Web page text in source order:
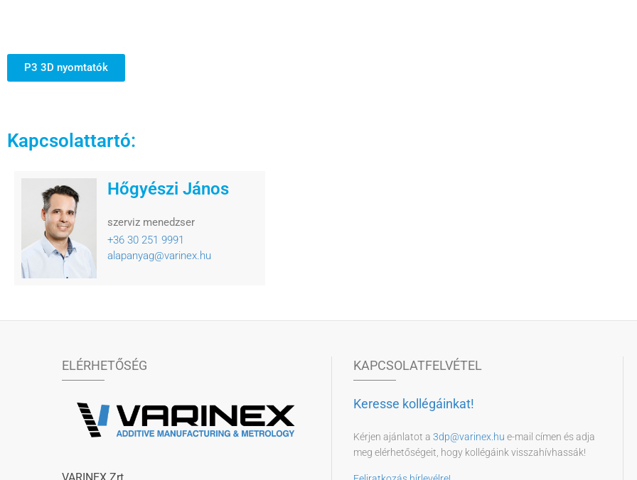
P3 3D nyomtatók
Kapcsolattartó:
Hőgyészi János
szerviz menedzser
+36 30 251 9991
alapanyag@varinex.hu
ELÉRHETŐSÉG KAPCSOLATFELVÉTEL
Keresse kollégáinkat!
Kérjen ajánlatot a 3dp@varinex.hu e-mail címen és adja
meg elérhetőségeit, hogy kollégáink visszahívhassák!